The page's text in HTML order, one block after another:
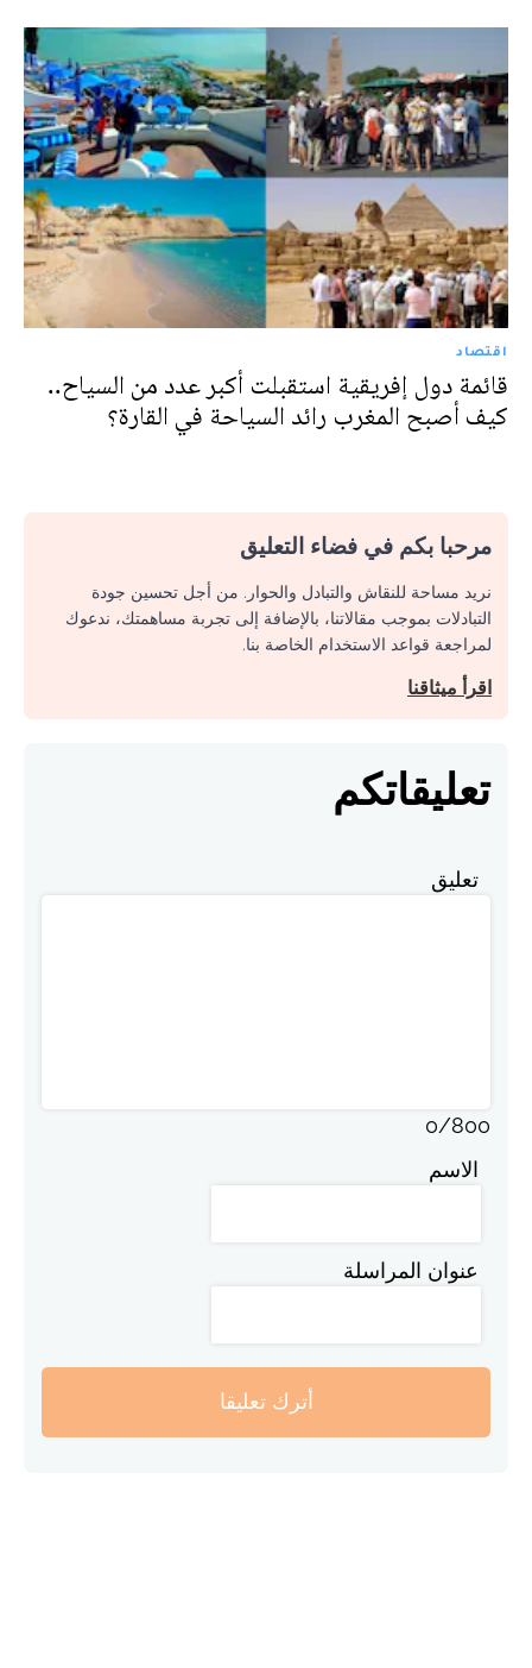
اقتصاد
قائمة دول إفريقية استقبلت أكبر عدد من السياح..
كيف أصبح المغرب رائد السياحة في القارة؟
مرحبا بكم في فضاء التعليق
نريد مساحة للنقاش والتبادل والحوار. من أجل تحسين جودة
التبادلات بموجب مقالاتنا، بالإضافة إلى تجربة مساهمتك، ندعوك
لمراجعة قواعد الاستخدام الخاصة بنا.
اقرأ ميثاقنا
تعليقاتكم
تعليق
0/800
الاسم
عنوان المراسلة
أترك تعليقا